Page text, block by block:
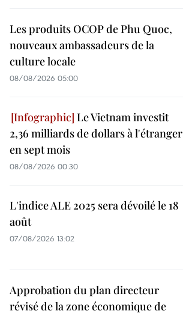
Les produits OCOP de Phu Quoc,
nouveaux ambassadeurs de la
culture locale
08/08/2026 05:00
Le Vietnam investit
2,36 milliards de dollars à l'étranger
en sept mois
08/08/2026 00:30
L'indice ALE 2025 sera dévoilé le 18
août
07/08/2026 13:02
Approbation du plan directeur
révisé de la zone économique de